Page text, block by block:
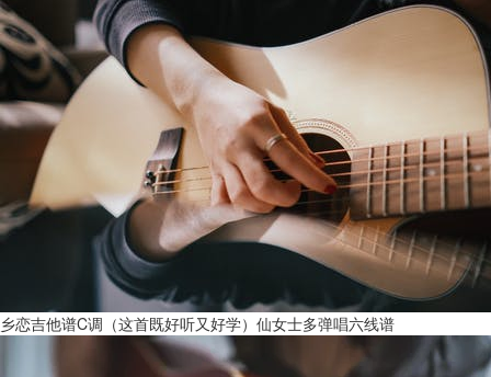
乡恋吉他谱C调（这首既好听又好学）仙女士多弹唱六线谱